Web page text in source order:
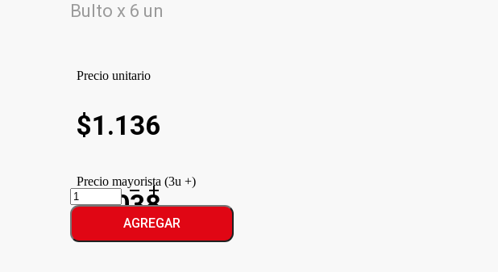
Bulto x 6 un
Precio unitario
$1.136
Precio mayorista (3u +)
$1.038
MANAOS
GASEOSA
COLA
AGREGAR